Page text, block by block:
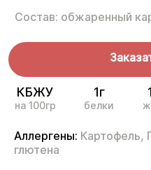
Состав: обжаренный
КБЖУ
на 100гр
1г
белки
Аллергены: Картофель,
глютена